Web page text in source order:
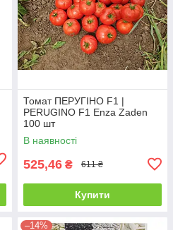
Томат ПЕРУГІНО F1 |
PERUGINO F1 Enza Zaden
100 шт
В наявності
525,46 ₴ 611 ₴
Купити
–14%